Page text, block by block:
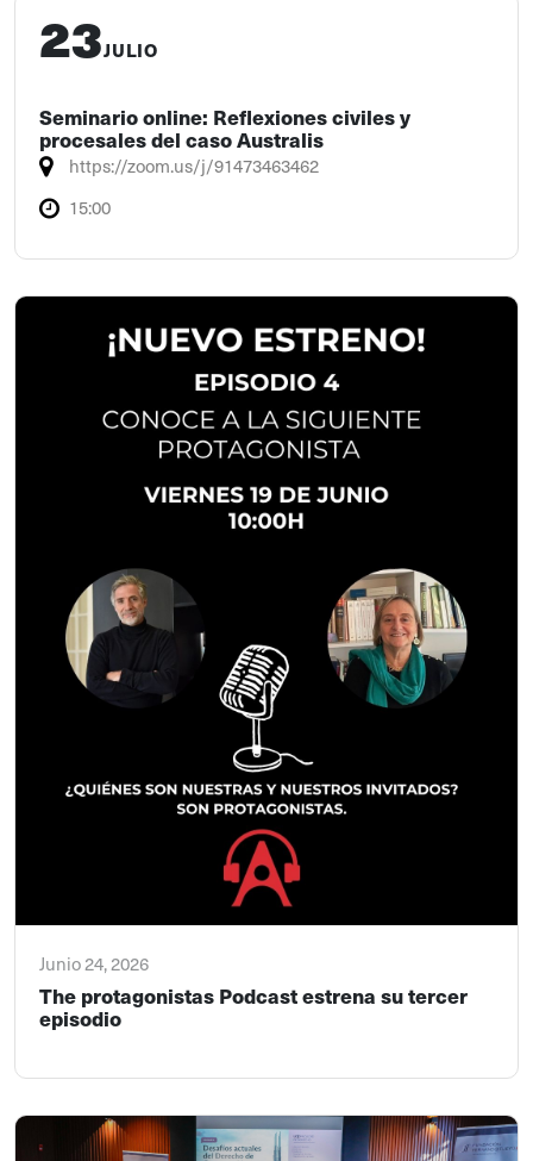
23JULIO
Seminario online: Reflexiones civiles y
procesales del caso Australis
https://zoom.us/j/91473463462
15:00
Junio 24, 2026
The protagonistas Podcast estrena su tercer
episodio